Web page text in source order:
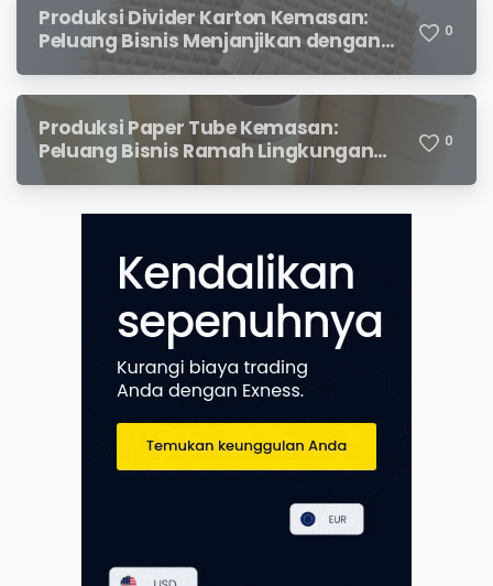
Produksi Divider Karton Kemasan:
Peluang Bisnis Menjanjikan dengan
Permintaan yang Terus Meningkat
0
Produksi Paper Tube Kemasan:
Peluang Bisnis Ramah Lingkungan
0